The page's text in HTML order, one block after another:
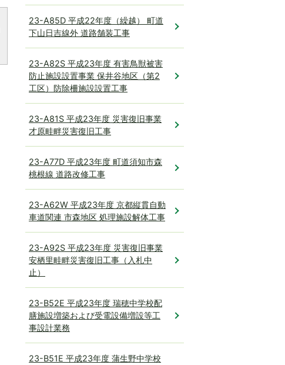
23-A85D 平成22年度（繰越） 町道
下山日吉線外 道路舗装工事
23-A82S 平成23年度 有害鳥獣被害
防止施設設置事業 保井谷地区（第2
工区）防除柵施設設置工事
23-A81S 平成23年度 災害復旧事業
才原畦畔災害復旧工事
23-A77D 平成23年度 町道須知市森
桃根線 道路改修工事
23-A62W 平成23年度 京都縦貫自動
車道関連 市森地区 処理施設解体工事
23-A92S 平成23年度 災害復旧事業
安栖里畦畔災害復旧工事（入札中
止）
23-B52E 平成23年度 瑞穂中学校配
膳施設増築および受電設備増設等工
事設計業務
23-B51E 平成23年度 蒲生野中学校